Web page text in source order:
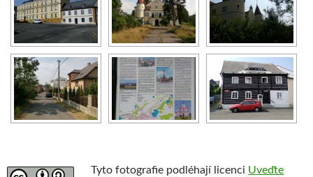
Tyto fotografie podléhají licenci Uveďte